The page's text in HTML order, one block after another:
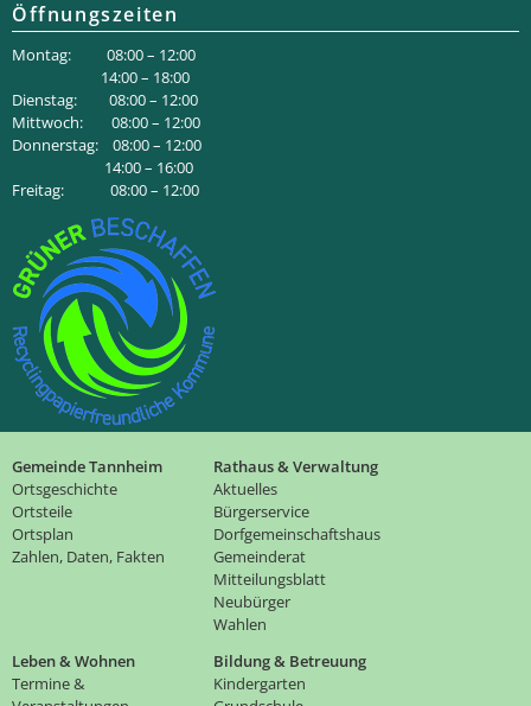
Öffnungszeiten
Montag: 08:00 – 12:00
14:00 – 18:00
Dienstag: 08:00 – 12:00
Mittwoch: 08:00 – 12:00
Donnerstag: 08:00 – 12:00
14:00 – 16:00
Freitag: 08:00 – 12:00
Gemeinde Tannheim
Ortsgeschichte
Ortsteile
Ortsplan
Zahlen, Daten, Fakten
Rathaus & Verwaltung
Aktuelles
Bürgerservice
Dorfgemeinschaftshaus
Gemeinderat
Mitteilungsblatt
Neubürger
Wahlen
Leben & Wohnen
Termine &
Bildung & Betreuung
Kindergarten